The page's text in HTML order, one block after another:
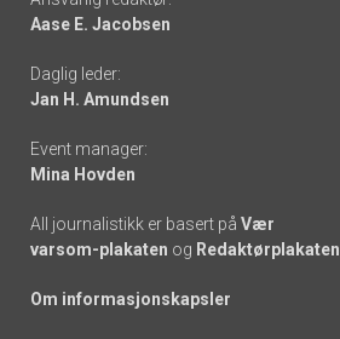
-
links
Aase E. Jacobsen
Daglig leder:
Jan H. Amundsen
Event manager:
Mina Hovden
All journalistikk er basert på Vær
varsom-plakaten og Redaktørplakaten
Om informasjonskapsler